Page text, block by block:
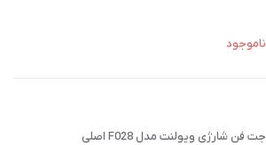
ناموجود
جت فن شارژی ویولنت مدل F028 اصلی